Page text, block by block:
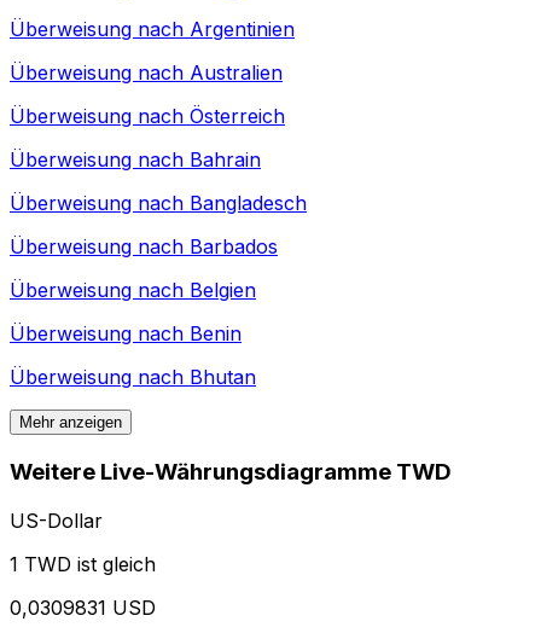
Überweisung nach Argentinien
Überweisung nach Australien
Überweisung nach Österreich
Überweisung nach Bahrain
Überweisung nach Bangladesch
Überweisung nach Barbados
Überweisung nach Belgien
Überweisung nach Benin
Überweisung nach Bhutan
Mehr anzeigen
Weitere Live-Währungsdiagramme TWD
US-Dollar
1 TWD ist gleich
0,0309831 USD